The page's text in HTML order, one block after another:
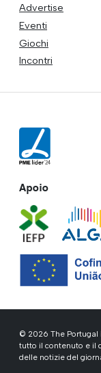
Advertise
Eventi
Giochi
Incontri
Apoio
© 2026 The Portugal
tutto il contenuto e il
delle notizie del